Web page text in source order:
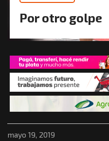
Por otro golpe
mayo 19, 2019